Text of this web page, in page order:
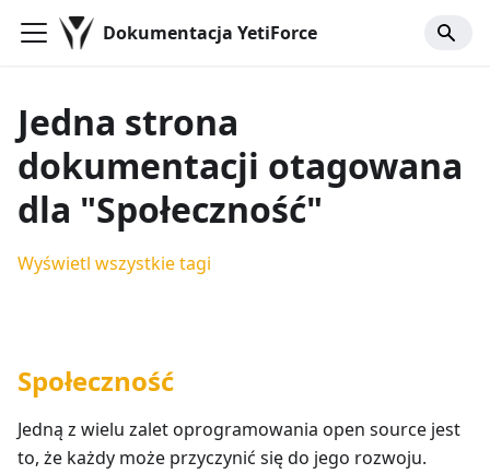
Dokumentacja YetiForce
Jedna strona
dokumentacji otagowana
dla "Społeczność"
Wyświetl wszystkie tagi
Społeczność
Jedną z wielu zalet oprogramowania open source jest
to, że każdy może przyczynić się do jego rozwoju.